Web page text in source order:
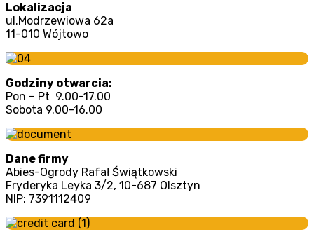
Lokalizacja
ul.Modrzewiowa 62a
11-010 Wójtowo
Godziny otwarcia:
Pon – Pt 9.00-17.00
Sobota 9.00-16.00
Dane firmy
Abies-Ogrody Rafał Świątkowski
Fryderyka Leyka 3/2, 10-687 Olsztyn
NIP: 7391112409